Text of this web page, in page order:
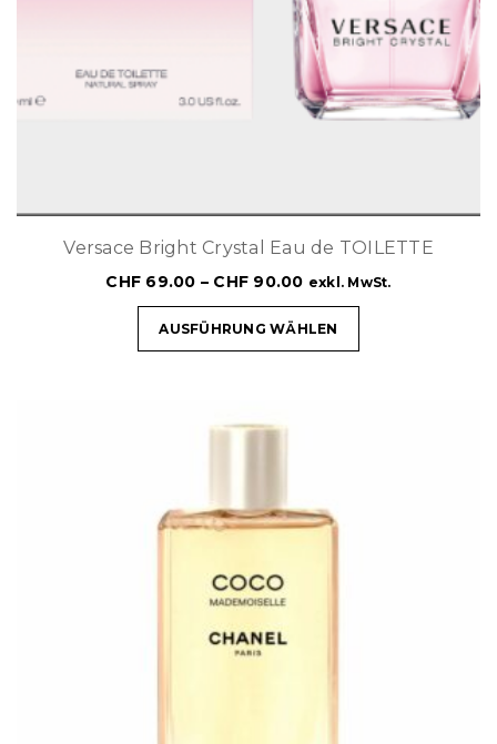
Versace Bright Crystal Eau de TOILETTE
CHF 69.00 – CHF 90.00 exkl. MwSt.
AUSFÜHRUNG WÄHLEN